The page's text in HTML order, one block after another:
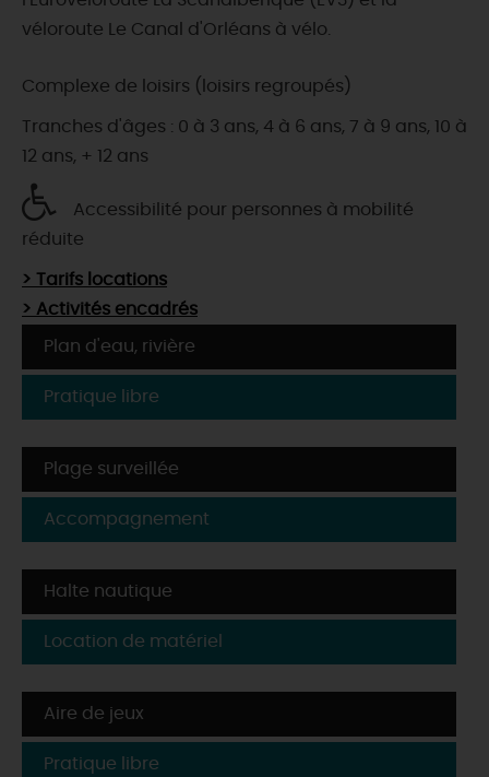
véloroute Le Canal d'Orléans à vélo.
Complexe de loisirs (loisirs regroupés)
Tranches d'âges : 0 à 3 ans, 4 à 6 ans, 7 à 9 ans, 10 à
12 ans, + 12 ans
Accessibilité pour personnes à mobilité
réduite
> Tarifs locations
> Activités encadrés
Plan d'eau, rivière
Pratique libre
Plage surveillée
Accompagnement
Halte nautique
Location de matériel
Aire de jeux
Pratique libre